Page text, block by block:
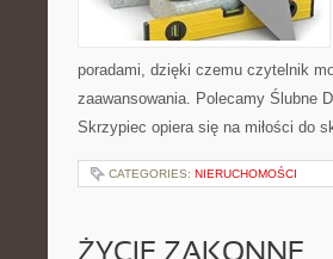
poradami, dzięki czemu czytelnik
zaawansowania. Polecamy Ślubne
Skrzypiec opiera się na miłości do
CATEGORIES: NIERUCHOMOŚCI